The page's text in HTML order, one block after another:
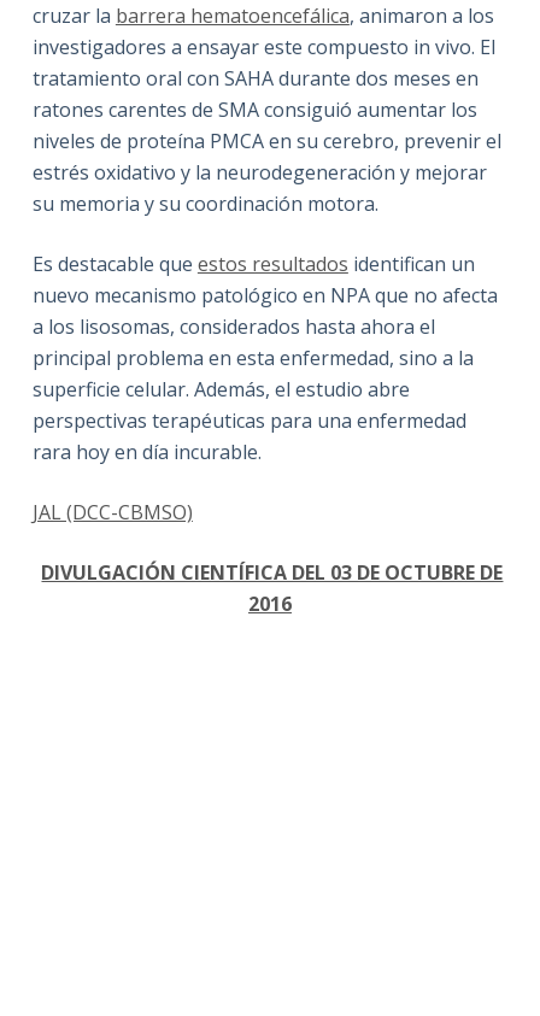
cruzar la barrera hematoencefálica, animaron a los
investigadores a ensayar este compuesto in vivo. El
tratamiento oral con SAHA durante dos meses en
ratones carentes de SMA consiguió aumentar los
niveles de proteína PMCA en su cerebro, prevenir el
estrés oxidativo y la neurodegeneración y mejorar
su memoria y su coordinación motora.
Es destacable que estos resultados identifican un
nuevo mecanismo patológico en NPA que no afecta
a los lisosomas, considerados hasta ahora el
principal problema en esta enfermedad, sino a la
superficie celular. Además, el estudio abre
perspectivas terapéuticas para una enfermedad
rara hoy en día incurable.
JAL (DCC-CBMSO)
DIVULGACIÓN CIENTÍFICA DEL 03 DE OCTUBRE DE
2016